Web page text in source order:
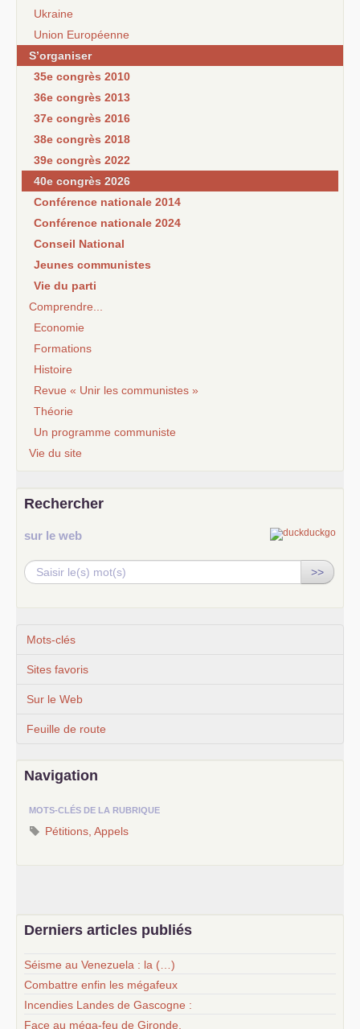
Ukraine
Union Européenne
S’organiser
35e congrès 2010
36e congrès 2013
37e congrès 2016
38e congrès 2018
39e congrès 2022
40e congrès 2026
Conférence nationale 2014
Conférence nationale 2024
Conseil National
Jeunes communistes
Vie du parti
Comprendre...
Economie
Formations
Histoire
Revue « Unir les communistes »
Théorie
Un programme communiste
Vie du site
Rechercher
sur le web
>>
Mots-clés
Sites favoris
Sur le Web
Feuille de route
Navigation
MOTS-CLÉS DE LA RUBRIQUE
Pétitions, Appels
Derniers articles publiés
Séisme au Venezuela : la (…)
Combattre enfin les mégafeux
Incendies Landes de Gascogne :
Face au méga-feu de Gironde,